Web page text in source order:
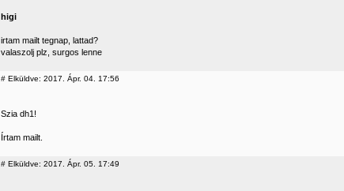
higi
irtam mailt tegnap, lattad?
valaszolj plz, surgos lenne
# Elküldve: 2017. Ápr. 04. 17:56
Szia dh1!
Írtam mailt.
# Elküldve: 2017. Ápr. 05. 17:49